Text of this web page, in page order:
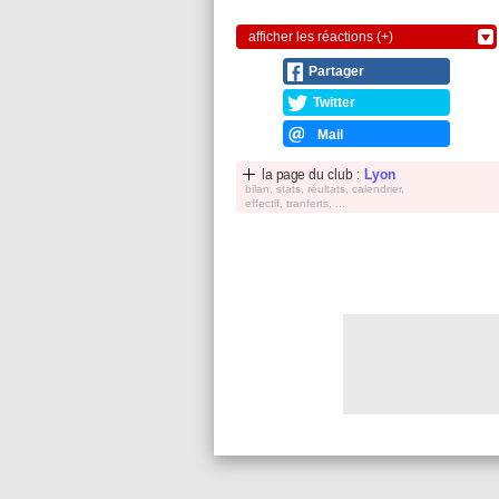
afficher les réactions (+)
Partager
Twitter
Mail
la page du club : Lyon
bilan, stats, réultats, calendrier,
effectif, tranferts, ...